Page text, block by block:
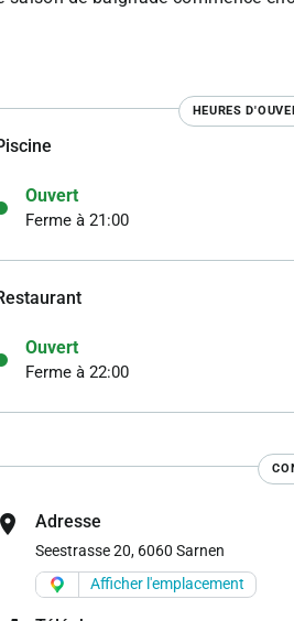
HEURES
Ouvert
Ferme à 21:00
Ouvert
Ferme à 22:00
location_on Adresse
Seestrasse 20, 6060 Sarnen
Afficher l'emplacement